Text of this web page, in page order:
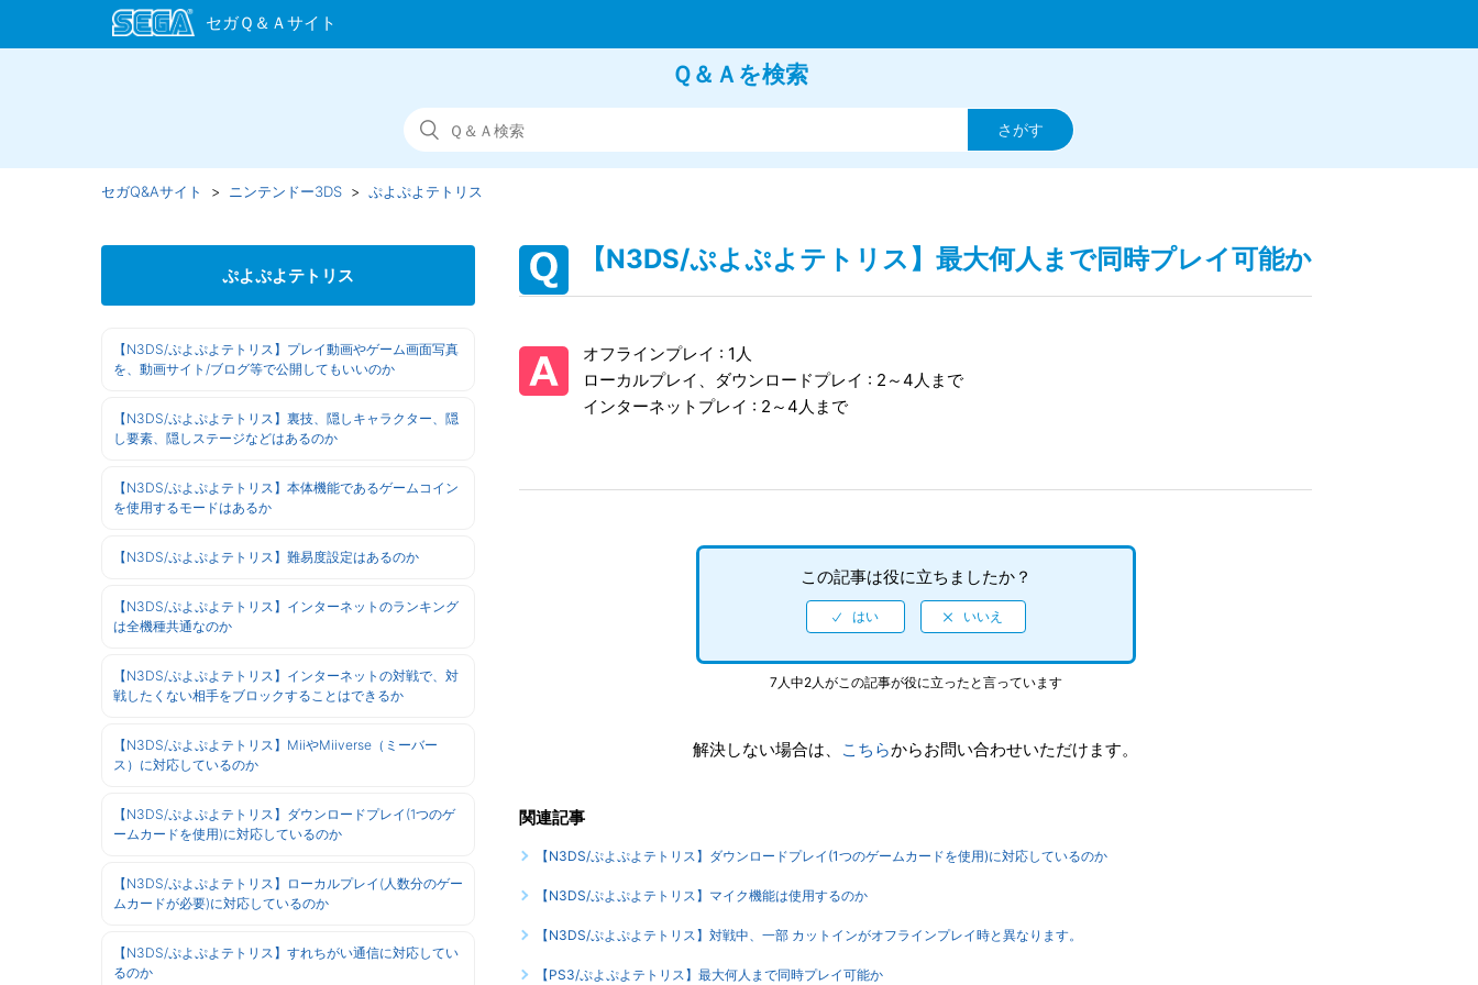
Ｑ＆Ａを検索
セガQ&Aサイト ニンテンドー3DS ぷよぷよテトリス
ぷよぷよテトリス
【N3DS/ぷよぷよテトリス】プレイ動画やゲーム画面写真
を、動画サイト/ブログ等で公開してもいいのか
【N3DS/ぷよぷよテトリス】裏技、隠しキャラクター、隠
し要素、隠しステージなどはあるのか
【N3DS/ぷよぷよテトリス】本体機能であるゲームコイン
を使用するモードはあるか
【N3DS/ぷよぷよテトリス】難易度設定はあるのか
【N3DS/ぷよぷよテトリス】インターネットのランキング
は全機種共通なのか
【N3DS/ぷよぷよテトリス】インターネットの対戦で、対
戦したくない相手をブロックすることはできるか
【N3DS/ぷよぷよテトリス】MiiやMiiverse（ミーバー
ス）に対応しているのか
【N3DS/ぷよぷよテトリス】ダウンロードプレイ(1つのゲ
ームカードを使用)に対応しているのか
【N3DS/ぷよぷよテトリス】ローカルプレイ(人数分のゲー
ムカードが必要)に対応しているのか
【N3DS/ぷよぷよテトリス】すれちがい通信に対応してい
るのか
【N3DS/ぷよぷよテトリス】最大何人まで同時プレイ可能か
オフラインプレイ : 1人
ローカルプレイ、ダウンロードプレイ : 2～4人まで
インターネットプレイ : 2～4人まで
この記事は役に立ちましたか？
7人中2人がこの記事が役に立ったと言っています
解決しない場合は、 こちらからお問い合わせいただけます。
関連記事
【N3DS/ぷよぷよテトリス】ダウンロードプレイ(1つのゲームカードを使用)に対応しているのか
【N3DS/ぷよぷよテトリス】マイク機能は使用するのか
【N3DS/ぷよぷよテトリス】対戦中、一部 カットインがオフラインプレイ時と異なります。
【PS3/ぷよぷよテトリス】最大何人まで同時プレイ可能か